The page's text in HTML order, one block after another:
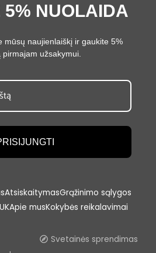
5% NUOLAIDA
mūsų naujienlaiškį ir gaukite 5%
pirmajam užsakymui.
AtsiskaitymasGrąžinimo sąlygos
Apie musKokybės reikalavimai
Svetainės sprendimas